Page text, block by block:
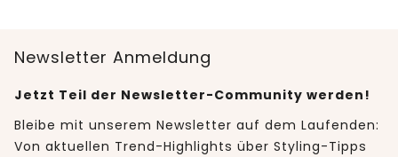
Newsletter Anmeldung
Jetzt Teil der Newsletter-Community werden!
Bleibe mit unserem Newsletter auf dem Laufenden:
Von aktuellen Trend-Highlights über Styling-Tipps